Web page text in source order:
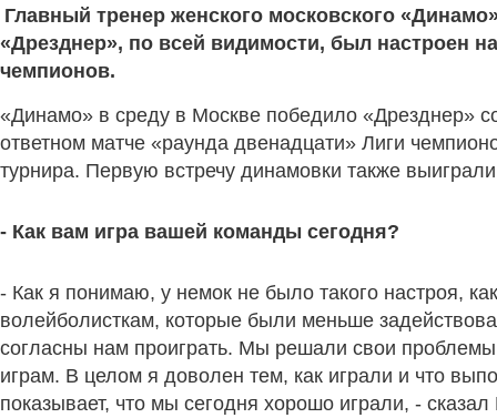
Главный тренер женского московского
«Дрезднер», по всей видимости, был настроен
чемпионов.
«Динамо» в среду в Москве победило «Дрезднер»
ответном матче «раунда двенадцати» Лиги
турнира. Первую встречу динамовки также
- Как вам игра вашей команды сегодня?
- Как я понимаю, у немок не было такого настроя,
волейболисткам, которые были меньше
согласны нам проиграть. Мы решали свои
играм. В целом я доволен тем, как играли и что
показывает, что мы сегодня хорошо играли, -